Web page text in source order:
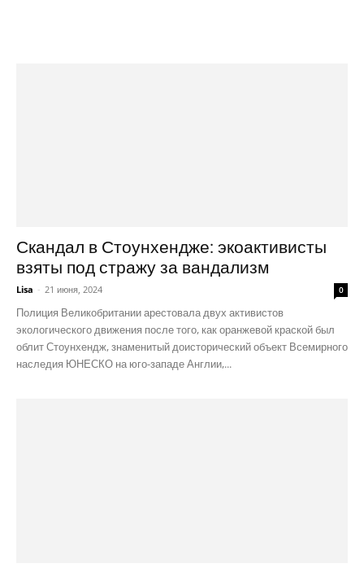
Скандал в Стоунхендже: экоактивисты
взяты под стражу за вандализм
Lisa - 21 июня, 2024 0
Полиция Великобритании арестовала двух активистов
экологического движения после того, как оранжевой краской был
облит Стоунхендж, знаменитый доисторический объект Всемирного
наследия ЮНЕСКО на юго-западе Англии,...